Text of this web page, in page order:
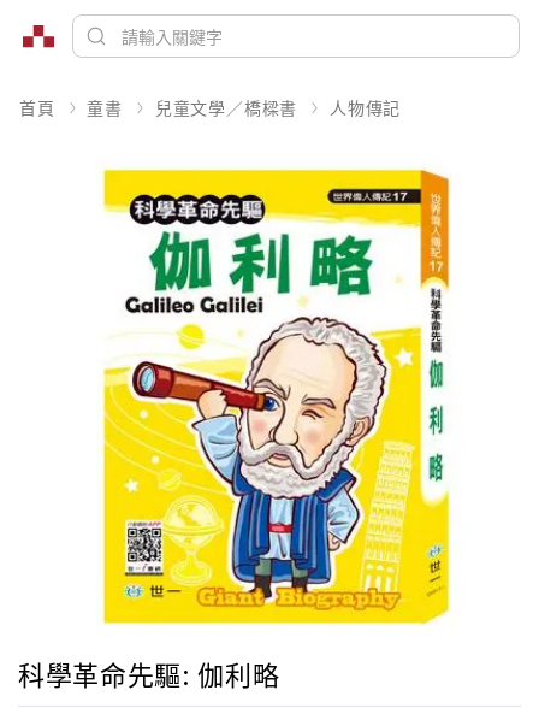
首頁 童書 兒童文學／橋樑書 人物傳記
科學革命先驅: 伽利略